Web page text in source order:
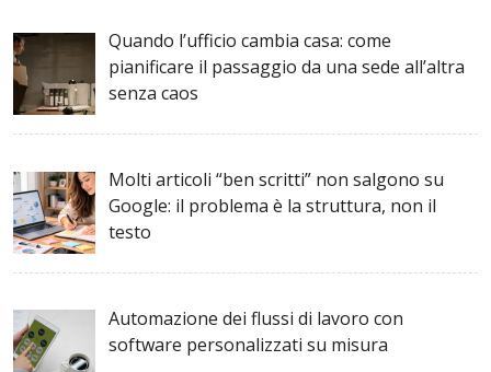
Quando l’ufficio cambia casa: come
pianificare il passaggio da una sede all’altra
senza caos
Molti articoli “ben scritti” non salgono su
Google: il problema è la struttura, non il
testo
Automazione dei flussi di lavoro con
software personalizzati su misura